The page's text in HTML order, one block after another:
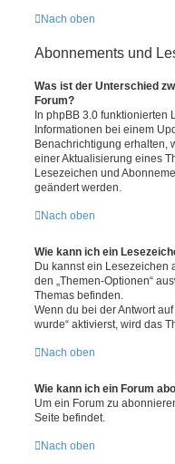
Nach oben
Abonnements und
Was ist der Unterschied
Forum?
In phpBB 3.0
Informationen bei einem
Benachrichtigung erhalten,
einer Aktualisierung eines
Lesezeichen und
geändert werden.
Nach oben
Wie kann ich ein
Du kannst ein Lesezeichen
den „Themen-Optionen“
Themas befinden.
Wenn du bei der Antwort
wurde“ aktivierst, wird das
Nach oben
Wie kann ich ein Forum
Um ein Forum zu
Seite befindet.
Nach oben